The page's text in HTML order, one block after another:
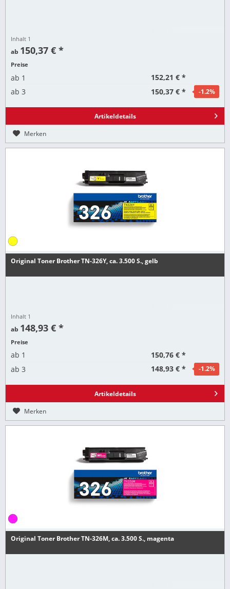
Inhalt 1
ab 150,37 € *
Preise
ab 1
152,21 € *
ab 3 150,37 € * -1.2%
Artikeldetails
Merken
Original Toner Brother TN-326Y, ca. 3.500 S., gelb
Inhalt 1
ab 148,93 € *
Preise
ab 1
150,76 € *
ab 3 148,93 € * -1.2%
Artikeldetails
Merken
Original Toner Brother TN-326M, ca. 3.500 S., magenta